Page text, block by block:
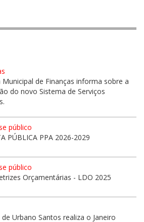
Municipal de Finanças informa sobre a
do novo Sistema de Serviços
público
PÚBLICA PPA 2026-2029
público
Orçamentárias - LDO 2025
Urbano Santos realiza o Janeiro